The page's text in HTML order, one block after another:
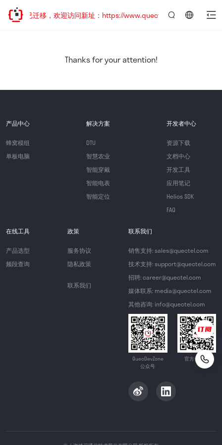
站地址已迁移，欢迎访问新址：https://www.quectel.com.cn
Thanks for your attention!
产品中心
蜂窝模组
单板电脑
解决方案
DTU
智慧农业
智能穿戴
智能电表
智能定位
开发者中心
资源下载
文档中心
开发工具
应用笔记
Helios SDK
FAQ
在线工具
产品选型
频段查询
政策
服务协议
隐私政策
联系我们
联系我们
销售支持: sales@quectel.com
技术支持: support@quectel.com
招聘: career@quectel.com
媒体联系: media@quectel.com
其他咨询: info@quectel.com
QuecDevZone
公众号
官方公众号